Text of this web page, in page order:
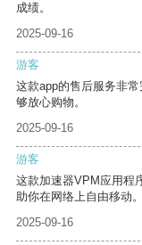
成绩。
2025-09-16
游客
这款app的售后服务非
够放心购物。
2025-09-16
游客
这款加速器VPM应用程
助你在网络上自由移动。
2025-09-16